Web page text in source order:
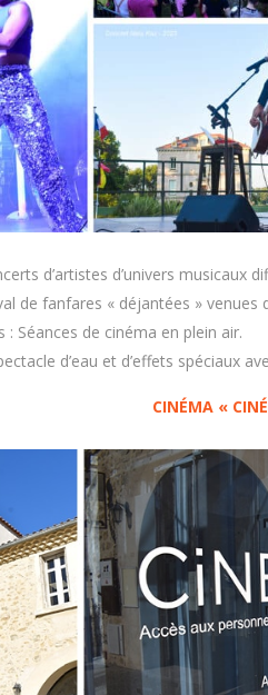
d’artistes d’univers musicaux
de fanfares « déjantées » venues
: Séances de cinéma en plein air.
d’eau et d’effets spéciaux
CINÉMA « CINÉ